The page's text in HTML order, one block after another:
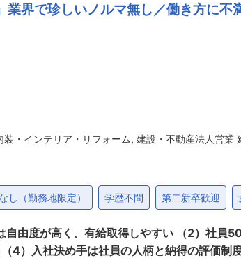
業界で珍しいノルマ無し／働き方に
・インテリア・リフォーム, 建設・不動産法人営業
し（勤務地限定） 学歴不問 第二新卒歓迎
由度が高く、有給取得しやすい （2）社員
4）入社決め手は社員の人柄と納得の評価制